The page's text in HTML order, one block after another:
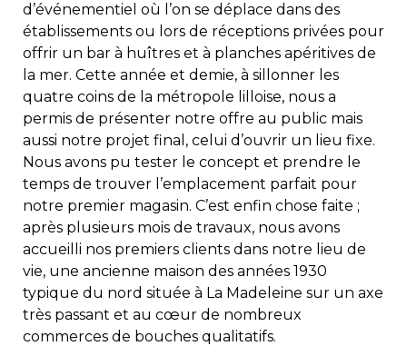
d’événementiel où l’on se déplace dans des
établissements ou lors de réceptions privées pour
offrir un bar à huîtres et à planches apéritives de
la mer. Cette année et demie, à sillonner les
quatre coins de la métropole lilloise, nous a
permis de présenter notre offre au public mais
aussi notre projet final, celui d’ouvrir un lieu fixe.
Nous avons pu tester le concept et prendre le
temps de trouver l’emplacement parfait pour
notre premier magasin. C’est enfin chose faite ;
après plusieurs mois de travaux, nous avons
accueilli nos premiers clients dans notre lieu de
vie, une ancienne maison des années 1930
typique du nord située à La Madeleine sur un axe
très passant et au cœur de nombreux
commerces de bouches qualitatifs.